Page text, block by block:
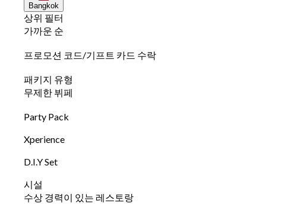
Bangkok
상위 필터
가까운 순
프로모션 코드/기프트 카드 수락
패키지 유형
무제한 뷔페
Party Pack
Xperience
D.I.Y Set
시설
수상 경력이 있는 레스토랑